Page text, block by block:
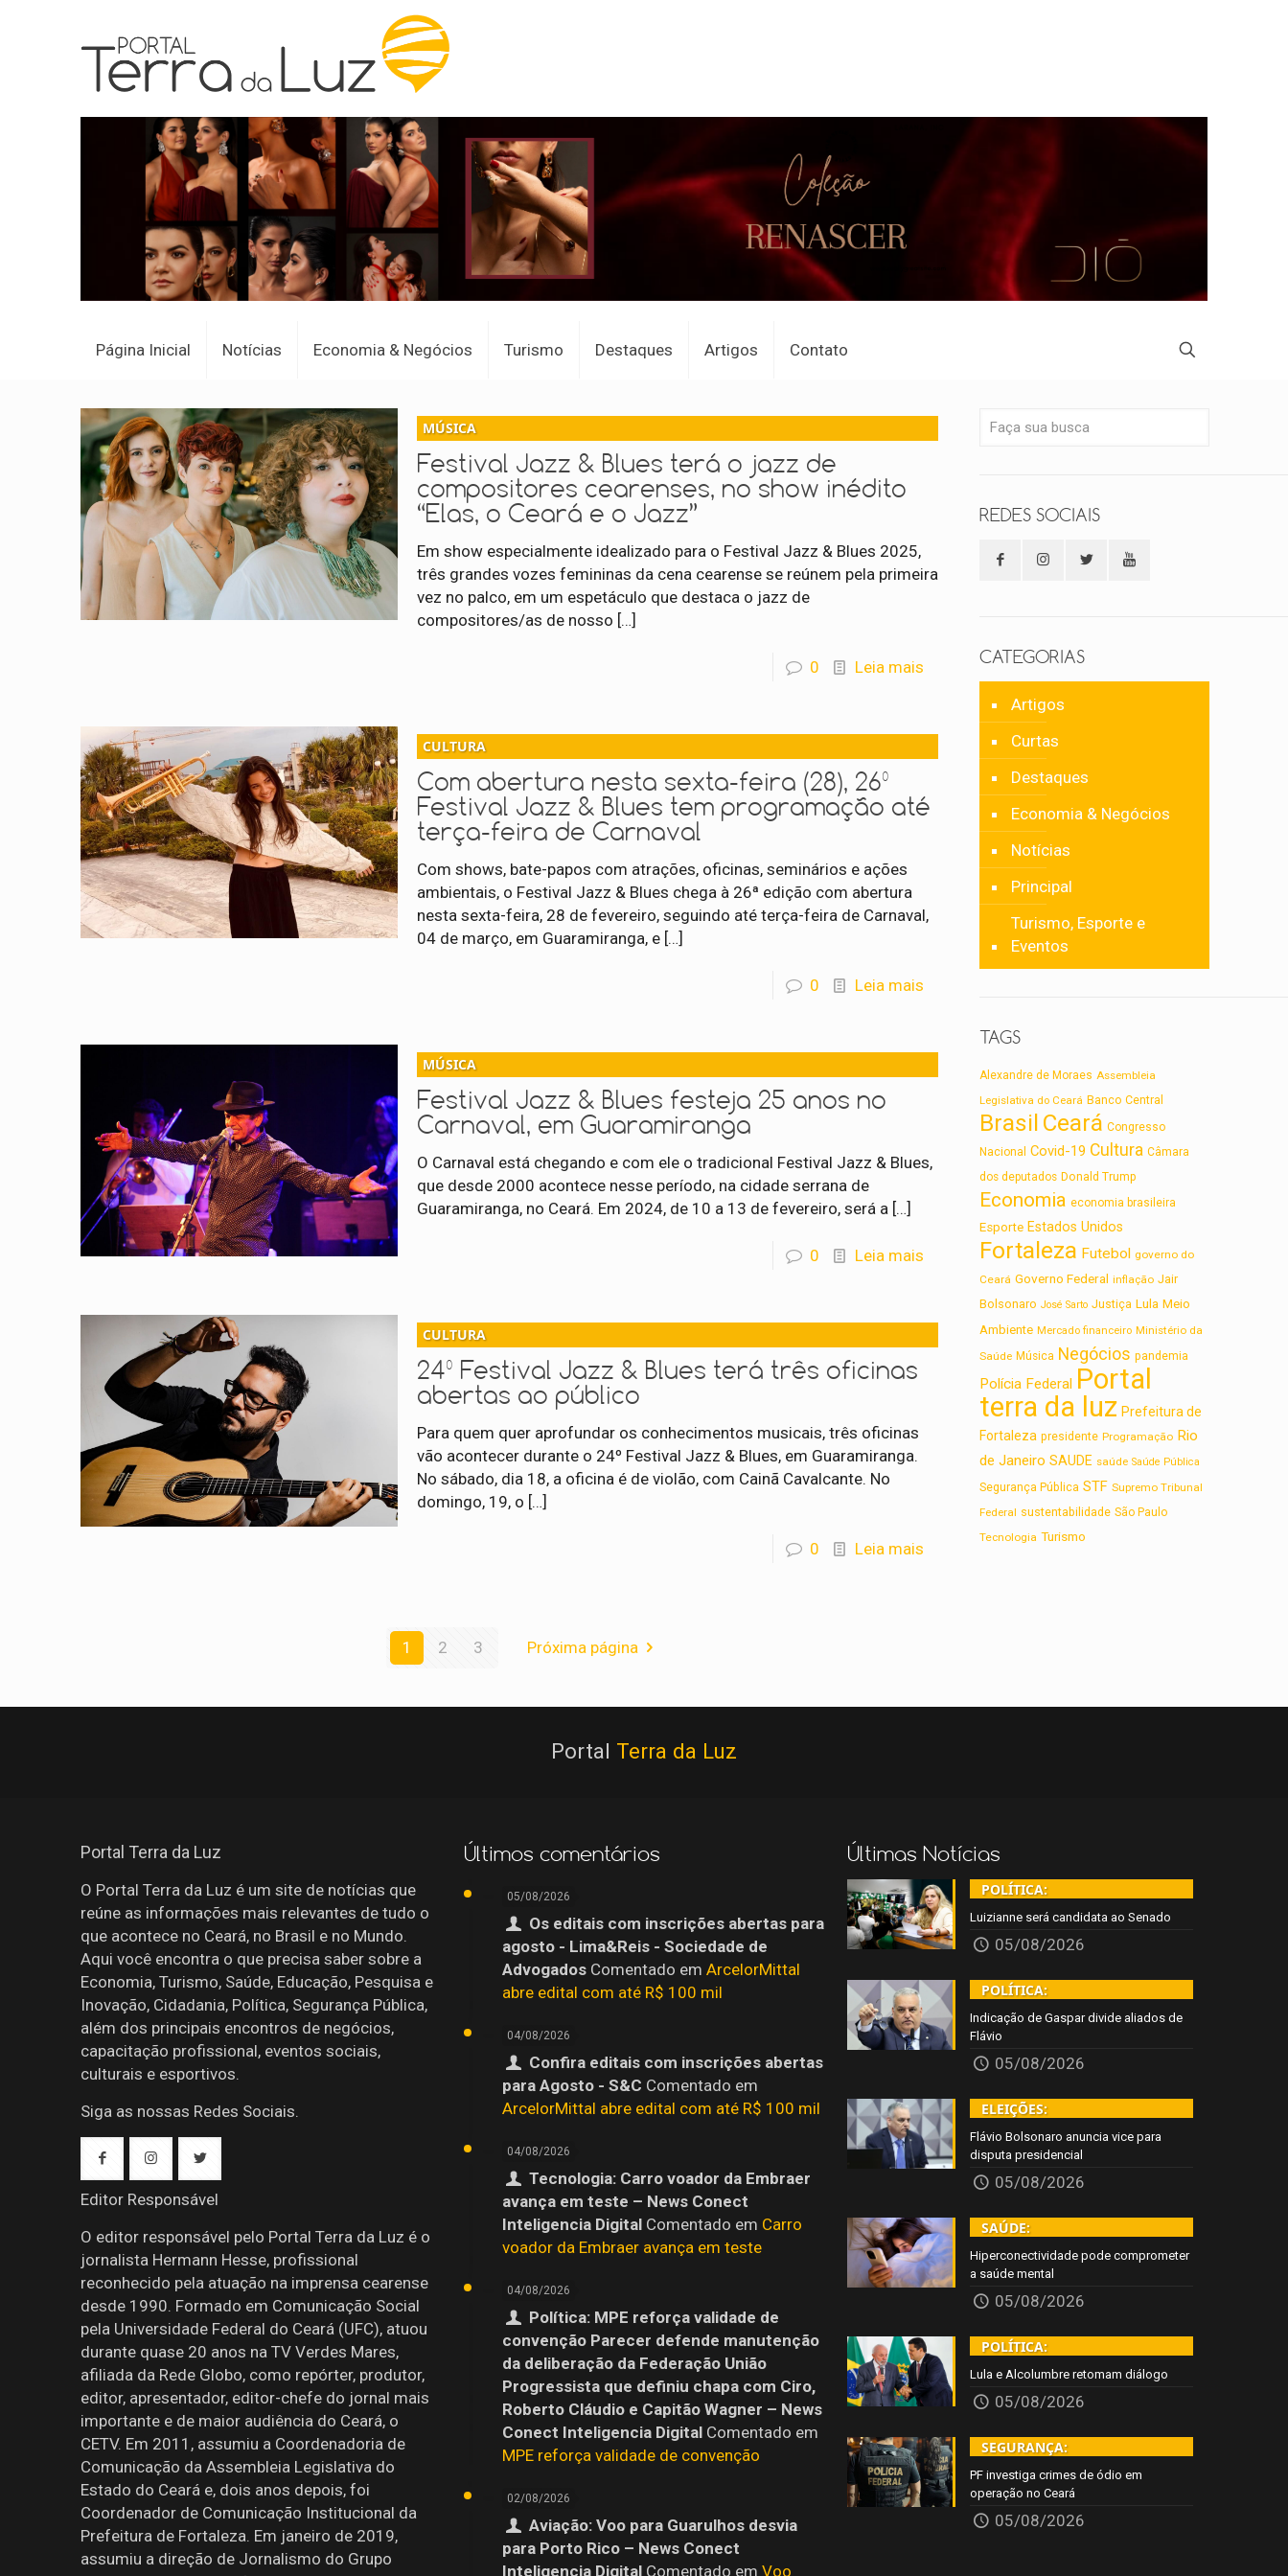
Página Inicial Notícias Economia & Negócios Turismo Destaques Artigos Contato
MÚSICA
Festival Jazz & Blues terá o jazz de
compositores cearenses, no show inédito
“Elas, o Ceará e o Jazz”
Em show especialmente idealizado para o Festival Jazz & Blues 2025,
três grandes vozes femininas da cena cearense se reúnem pela primeira
vez no palco, em um espetáculo que destaca o jazz de
compositores/as de nosso […]
0 Leia mais
CULTURA
Com abertura nesta sexta-feira (28), 26º
Festival Jazz & Blues tem programação até
terça-feira de Carnaval
Com shows, bate-papos com atrações, oficinas, seminários e ações
ambientais, o Festival Jazz & Blues chega à 26ª edição com abertura
nesta sexta-feira, 28 de fevereiro, seguindo até terça-feira de Carnaval,
04 de março, em Guaramiranga, e […]
0 Leia mais
MÚSICA
Festival Jazz & Blues festeja 25 anos no
Carnaval, em Guaramiranga
O Carnaval está chegando e com ele o tradicional Festival Jazz & Blues,
que desde 2000 acontece nesse período, na cidade serrana de
Guaramiranga, no Ceará. Em 2024, de 10 a 13 de fevereiro, será a […]
0 Leia mais
CULTURA
24º Festival Jazz & Blues terá três oficinas
abertas ao público
Para quem quer aprofundar os conhecimentos musicais, três oficinas
vão acontecer durante o 24º Festival Jazz & Blues, em Guaramiranga.
No sábado, dia 18, a oficina é de violão, com Cainã Cavalcante. No
domingo, 19, o […]
0 Leia mais
1 2 3 Próxima página
REDES SOCIAIS
CATEGORIAS
Artigos
Curtas
Destaques
Economia & Negócios
Notícias
Principal
Turismo, Esporte e
Eventos
TAGS
Alexandre de Moraes Assembleia
Legislativa do Ceará Banco Central
Brasil Ceará Congresso
Nacional
Covid-19 Cultura Câmara
dos deputados Donald Trump
Economia economia brasileira
Esporte Estados Unidos
Fortaleza Futebol governo do
Ceará Governo Federal inflação Jair
Bolsonaro José Sarto Justiça Lula Meio
Ambiente Mercado financeiro Ministério da
Saúde Música Negócios pandemia
Polícia Federal Portal
terra da luz Prefeitura de
Fortaleza presidente Programação Rio
de Janeiro SAUDE saúde Saúde Pública
Segurança Pública STF Supremo Tribunal
Federal sustentabilidade São Paulo
Tecnologia Turismo
Portal Terra da Luz
Portal Terra da Luz
O Portal Terra da Luz é um site de notícias que
reúne as informações mais relevantes de tudo o
que acontece no Ceará, no Brasil e no Mundo.
Aqui você encontra o que precisa saber sobre a
Economia, Turismo, Saúde, Educação, Pesquisa e
Inovação, Cidadania, Política, Segurança Pública,
além dos principais encontros de negócios,
capacitação profissional, eventos sociais,
culturais e esportivos.
Siga as nossas Redes Sociais.
Editor Responsável
O editor responsável pelo Portal Terra da Luz é o
jornalista Hermann Hesse, profissional
reconhecido pela atuação na imprensa cearense
desde 1990. Formado em Comunicação Social
pela Universidade Federal do Ceará (UFC), atuou
durante quase 20 anos na TV Verdes Mares,
afiliada da Rede Globo, como repórter, produtor,
editor, apresentador, editor-chefe do jornal mais
importante e de maior audiência do Ceará, o
CETV. Em 2011, assumiu a Coordenadoria de
Comunicação da Assembleia Legislativa do
Estado do Ceará e, dois anos depois, foi
Coordenador de Comunicação Institucional da
Prefeitura de Fortaleza. Em janeiro de 2019,
assumiu a direção de Jornalismo do Grupo
Últimos comentários
05/08/2026
Os editais com inscrições abertas para
agosto - Lima&Reis - Sociedade de
AdvogadosComentado em ArcelorMittal
abre edital com até R$ 100 mil
04/08/2026
Confira editais com inscrições abertas
para Agosto - S&C Comentado em
ArcelorMittal abre edital com até R$ 100 mil
04/08/2026
Tecnologia: Carro voador da Embraer
avança em teste – News Conect
Inteligencia DigitalComentado em Carro
voador da Embraer avança em teste
04/08/2026
Política: MPE reforça validade de
convenção Parecer defende manutenção
da deliberação da Federação União
Progressista que definiu chapa com Ciro,
Roberto Cláudio e Capitão Wagner – News
Conect Inteligencia DigitalComentado em
MPE reforça validade de convenção
02/08/2026
Aviação: Voo para Guarulhos desvia
para Porto Rico – News Conect
Inteligencia DigitalComentado em Voo
Últimas Notícias
POLÍTICA:
Luizianne será candidata ao Senado
05/08/2026
POLÍTICA:
Indicação de Gaspar divide aliados de
Flávio
05/08/2026
ELEIÇÕES:
Flávio Bolsonaro anuncia vice para
disputa presidencial
05/08/2026
SAÚDE:
Hiperconectividade pode comprometer
a saúde mental
05/08/2026
POLÍTICA:
Lula e Alcolumbre retomam diálogo
05/08/2026
SEGURANÇA:
PF investiga crimes de ódio em
operação no Ceará
05/08/2026